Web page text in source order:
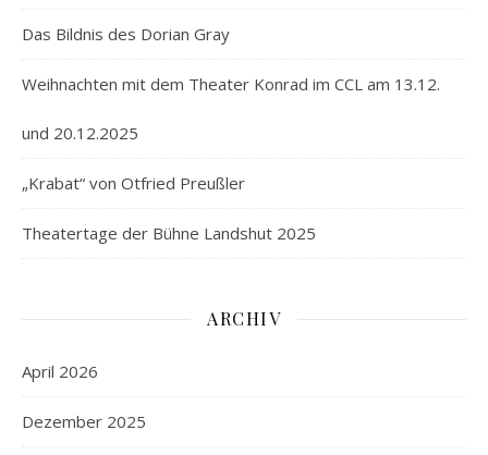
Das Bildnis des Dorian Gray
Weihnachten mit dem Theater Konrad im CCL am 13.12.
und 20.12.2025
„Krabat“ von Otfried Preußler
Theatertage der Bühne Landshut 2025
ARCHIV
April 2026
Dezember 2025